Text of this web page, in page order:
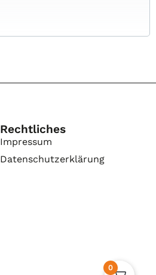
Rechtliches
Impressum
Datenschutzerklärung
0